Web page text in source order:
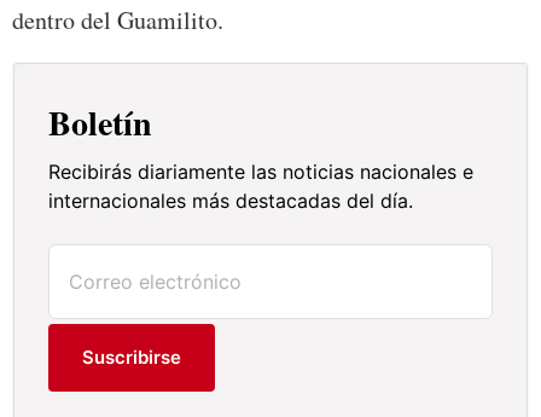
dentro del Guamilito.
Boletín
Recibirás diariamente las noticias nacionales e
internacionales más destacadas del día.
Suscribirse